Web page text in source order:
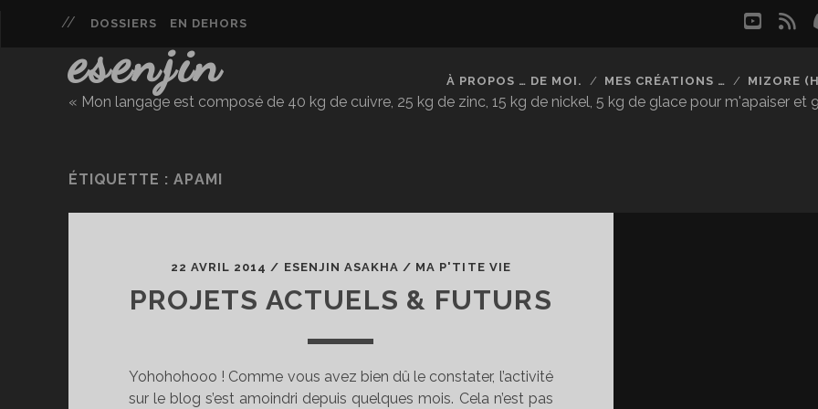
DOSSIERS EN DEHORS
esenjin
« Mon langage est composé de 40 kg de cuivre, 25 kg de zinc, 15 kg de nickel, 5 kg de glace pour m'apaiser et
À PROPOS … DE MOI. MES CRÉATIONS … MIZORE
ÉTIQUETTE :APAMI
22 AVRIL 2014 / ESENJIN ASAKHA / MA P'TITE VIE
PROJETS ACTUELS & FUTURS
Yohohohooo ! Comme vous avez bien dû le constater, l’activité
sur le blog s’est amoindri depuis quelques mois. Cela n’est pas